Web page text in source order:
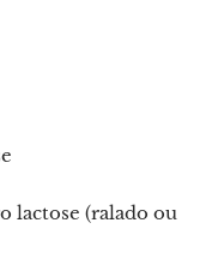
lactose (ralado ou